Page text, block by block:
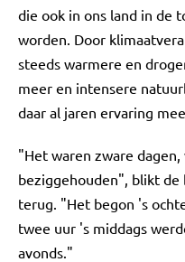
die ook in ons land in de
worden. Door
steeds warmere en
meer en intensere
daar al jaren ervaring
"Het waren zware
beziggehouden", blikt
terug. "Het begon 's
twee uur 's middags
avonds."